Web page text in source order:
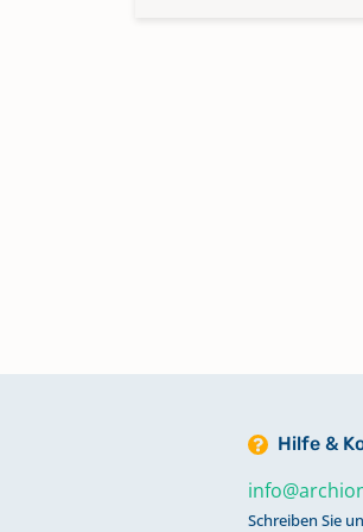
Hilfe &
Schreiben Sie